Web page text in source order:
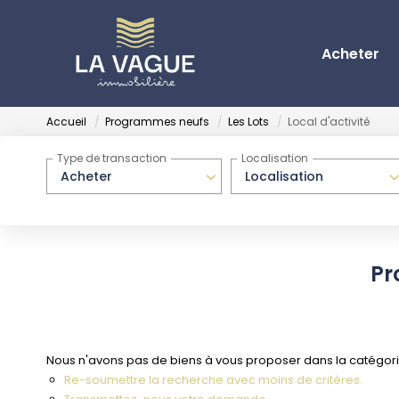
Acheter
Accueil Programmes neufs Les Lots Local d'activité
Acheter
Type de transaction
Localisation
Localisation
Nous n'avons pas de biens à vous proposer dans la
Re-soumettre la recherche avec moins de critères.